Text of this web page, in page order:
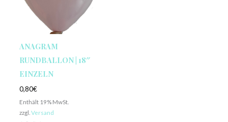
ANAGRAM
RUNDBALLON | 18″
EINZELN
0,80€
Enthält 19% MwSt.
zzgl. Versand